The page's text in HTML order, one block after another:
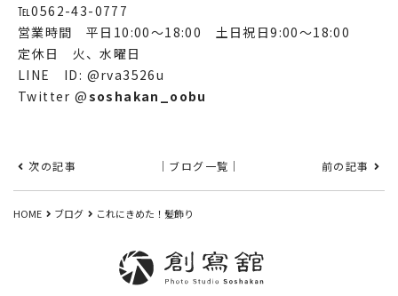
℡0562-43-0777
営業時間 平日10:00～18:00 土日祝日9:00～18:00
定休日 火、水曜日
LINE ID: @rva3526u
Twitter@soshakan_oobu
次の記事 ｜ブログ一覧｜ 前の記事
HOME ブログ これにきめた！髪飾り